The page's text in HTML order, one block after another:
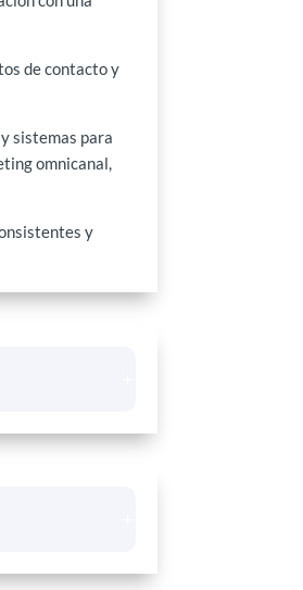
de contacto y
sistemas para
omnicanal,
y